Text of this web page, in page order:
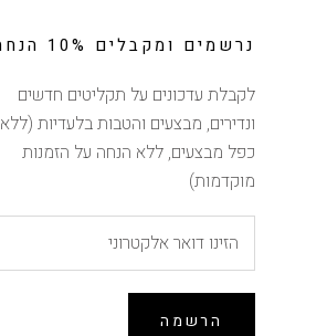
נרשמים ומקבלים 10% הנחה
לקבלת עדכונים על תקליטים חדשים
ונדירים, מבצעים והטבות בלעדיות (ללא
כפל מבצעים, ללא הנחה על הזמנות
מוקדמות)
הרשמה